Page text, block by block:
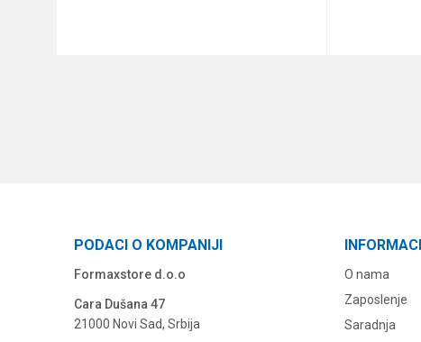
PODACI O KOMPANIJI
Formaxstore d.o.o
Cara Dušana 47
21000 Novi Sad, Srbija
O nama
Zaposlenje
Saradnja